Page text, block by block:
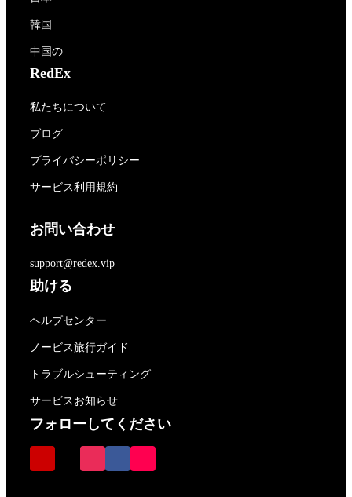
韓国
中国の
RedEx
私たちについて
ブログ
プライバシーポリシー
サービス利用規約
お問い合わせ
support@redex.vip
助ける
ヘルプセンター
ノービス旅行ガイド
トラブルシューティング
サービスお知らせ
フォローしてください